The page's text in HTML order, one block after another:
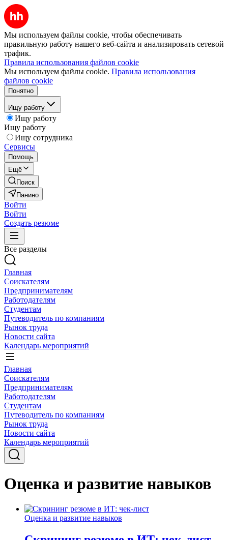
Мы используем файлы cookie, чтобы обеспечивать
правильную работу нашего веб-сайта и анализировать сетевой
трафик.
Правила использования файлов cookie
Мы используем файлы cookie. Правила использования
файлов cookie
Понятно
Ищу работу
Ищу работу
Ищу работу
Ищу сотрудника
Сервисы
Помощь
Ещё
Поиск
Панино
Войти
Войти
Создать резюме
Все разделы
Главная
Соискателям
Предпринимателям
Работодателям
Студентам
Путеводитель по компаниям
Рынок труда
Новости сайта
Календарь мероприятий
Главная
Соискателям
Предпринимателям
Работодателям
Студентам
Путеводитель по компаниям
Рынок труда
Новости сайта
Календарь мероприятий
Оценка и развитие навыков
Оценка и развитие навыков